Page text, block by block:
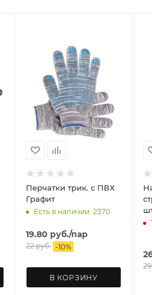
Перчатки трик. с ПВХ
Графит
Есть в наличии: 2370
19.80 руб./пар
22руб. -10%
В КОРЗИНУ